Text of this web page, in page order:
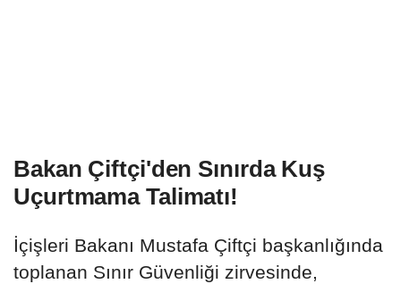
Bakan Çiftçi'den Sınırda Kuş
Uçurtmama Talimatı!
İçişleri Bakanı Mustafa Çiftçi başkanlığında
toplanan Sınır Güvenliği zirvesinde,